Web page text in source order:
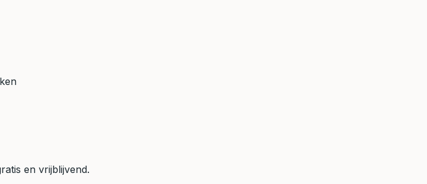
en vrijblijvend.